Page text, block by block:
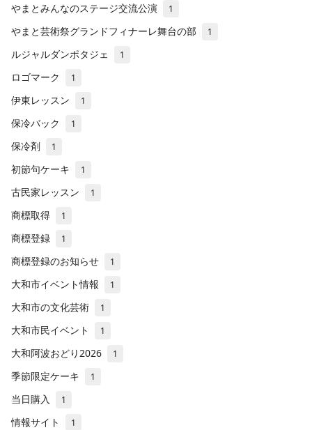
やまとみんなのステージ交流公演 1
やまと芸術祭グランドフィナーレ舞台の部 1
ルジャルダンポタジェ 1
ロゴマーク 1
伊東レッスン 1
保冷バック 1
保冷剤 1
初節句ケーキ 1
古民家レッスン 1
商標取得 1
商標登録 1
商標登録のお知らせ 1
大和市イベント情報 1
大和市の文化芸術 1
大和市民イベント 1
大和阿波おどり2026 1
季節限定ケーキ 1
当日購入 1
情報サイト 1